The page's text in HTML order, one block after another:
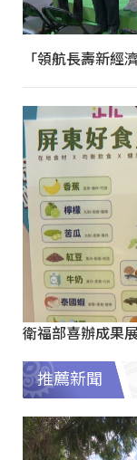
「領航長壽新經
衛福部喜辦成果
推薦新聞